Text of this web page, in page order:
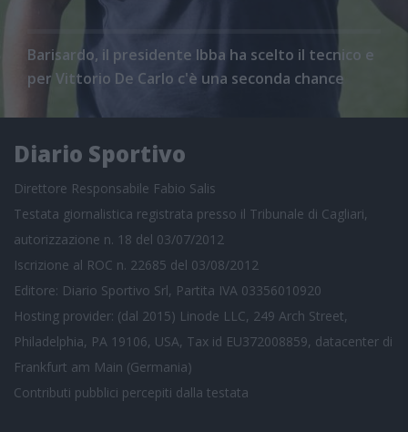
Barisardo, il presidente Ibba ha scelto il tecnico e
per Vittorio De Carlo c'è una seconda chance
Diario Sportivo
Direttore Responsabile Fabio Salis
Testata giornalistica registrata presso il Tribunale di Cagliari,
autorizzazione n. 18 del 03/07/2012
Iscrizione al ROC n. 22685 del 03/08/2012
Editore: Diario Sportivo Srl, Partita IVA 03356010920
Hosting provider: (dal 2015) Linode LLC, 249 Arch Street,
Philadelphia, PA 19106, USA, Tax id EU372008859, datacenter di
Frankfurt am Main (Germania)
Contributi pubblici percepiti dalla testata